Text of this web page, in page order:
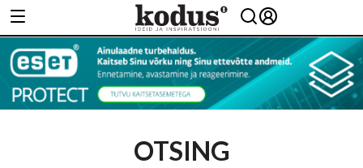
OTSING